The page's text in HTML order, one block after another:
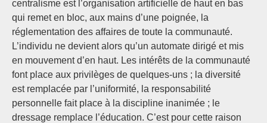
centralisme est l’organisation artificielle de haut en bas
qui remet en bloc, aux mains d’une poignée, la
réglementation des affaires de toute la communauté.
L’individu ne devient alors qu’un automate dirigé et mis
en mouvement d’en haut. Les intérêts de la communauté
font place aux privilèges de quelques-uns ; la diversité
est remplacée par l’uniformité, la responsabilité
personnelle fait place à la discipline inanimée ; le
dressage remplace l’éducation. C’est pour cette raison